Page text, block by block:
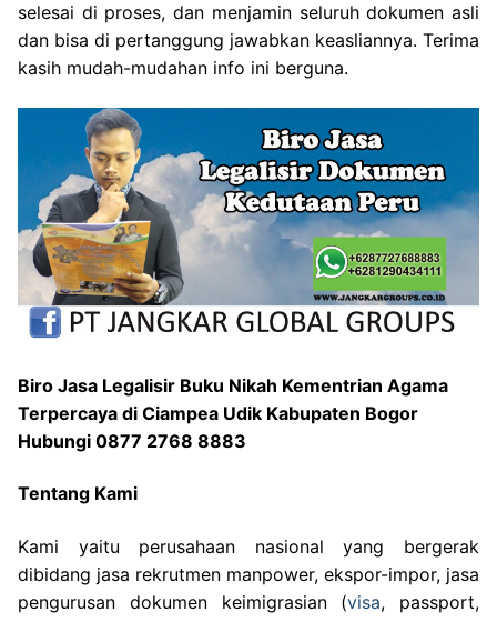
selesai di proses, dan menjamin seluruh dokumen asli
dan bisa di pertanggung jawabkan keasliannya. Terima
kasih mudah-mudahan info ini berguna.
Biro Jasa Legalisir Buku Nikah Kementrian Agama
Terpercaya di Ciampea Udik Kabupaten Bogor
Hubungi 0877 2768 8883
Tentang Kami
Kami yaitu perusahaan nasional yang bergerak
dibidang jasa rekrutmen manpower, ekspor-impor, jasa
pengurusan dokumen keimigrasian (visa, passport,